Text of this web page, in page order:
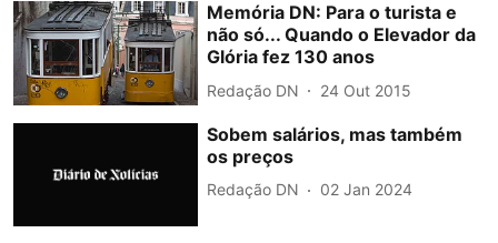
Memória DN: Para o turista e
não só... Quando o Elevador da
Glória fez 130 anos
Redação DN 24 Out 2015
Sobem salários, mas também
os preços
Redação DN 02 Jan 2024